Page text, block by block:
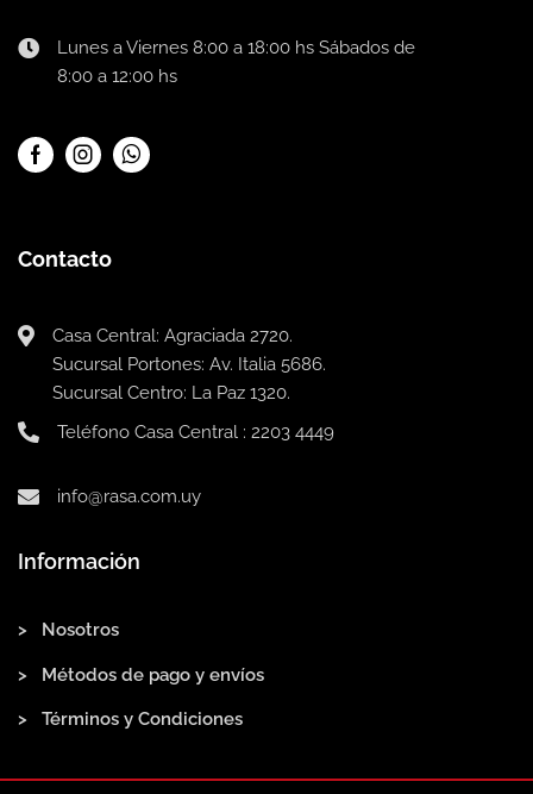
Lunes a Viernes 8:00 a 18:00 hs Sábados de
8:00 a 12:00 hs
Contacto
Casa Central: Agraciada 2720.
Sucursal Portones: Av. Italia 5686.
Sucursal Centro: La Paz 1320.
Teléfono Casa Central : 2203 4449
info@rasa.com.uy
Información
> Nosotros
> Métodos de pago y envíos
> Términos y Condiciones